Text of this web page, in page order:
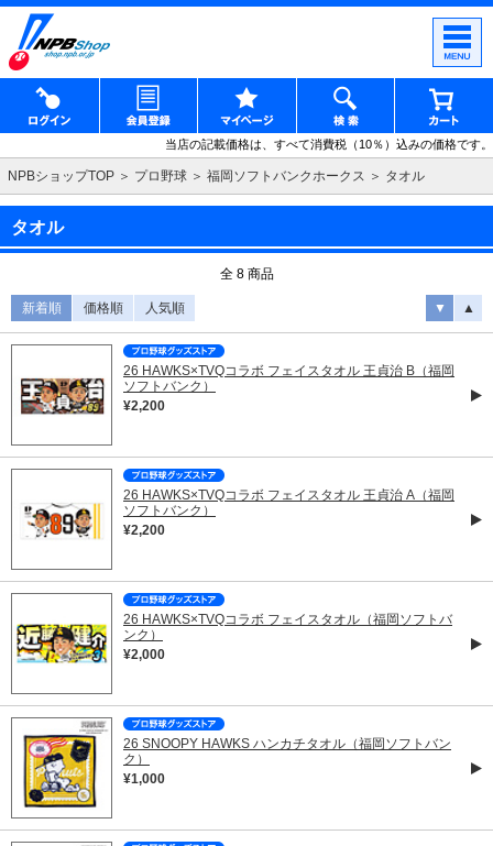
当店の記載価格は、すべて消費税（10％）込みの価格です。
NPBショップTOP プロ野球 福岡ソフトバンクホークス タオル
タオル
全 8 商品
新着順 価格順 人気順 ▼ ▲
26 HAWKS×TVQコラボ フェイスタオル 王貞治 B（福岡
ソフトバンク）
¥2,200
26 HAWKS×TVQコラボ フェイスタオル 王貞治 A（福岡
ソフトバンク）
¥2,200
26 HAWKS×TVQコラボ フェイスタオル（福岡ソフトバ
ンク）
¥2,000
26 SNOOPY HAWKS ハンカチタオル（福岡ソフトバン
ク）
¥1,000